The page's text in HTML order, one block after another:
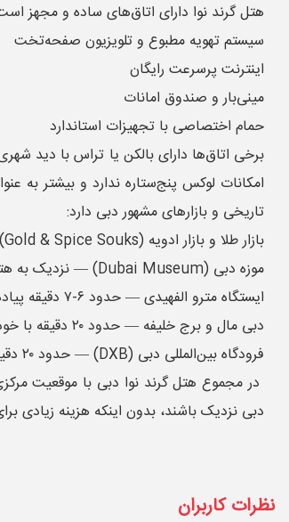
هتل گرند نوا دارای اتاق‌های ساده و مجهز
سیستم تهویه مطبوع و تلویزیون صفحه‌تخت
اینترنت پرسرعت رایگان
مینی‌بار و صندوق امانات
حمام اختصاصی با تجهیزات استاندارد
تاریخی و بازارهای مشهور دبی دارد:
بازار طلا و بازار ادویه (Gold & Spice Souks) — پیاده چند دقیقه
موزه دبی (Dubai Museum) — نزدیک به هتلبرج خالد پارک و مراکز خرید اطراف
ایستگاه مترو الفهیدی — حدود ۶-۷ دقیقه پیاده
دبی مال و برج خلیفه — حدود ۲۰ دقیقه با خودرو
فرودگاه بین‌المللی دبی (DXB) — حدود ۲۰ دقیقه با خودرو
در مجموع هتل گرند نوا دبی با موقعیت
دبی نزدیک باشند، بدون اینکه هزینه زیادی
نظرات کاربران